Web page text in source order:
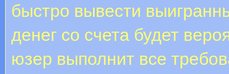
быстро вывести
денег со счета будет
юзер выполнит все